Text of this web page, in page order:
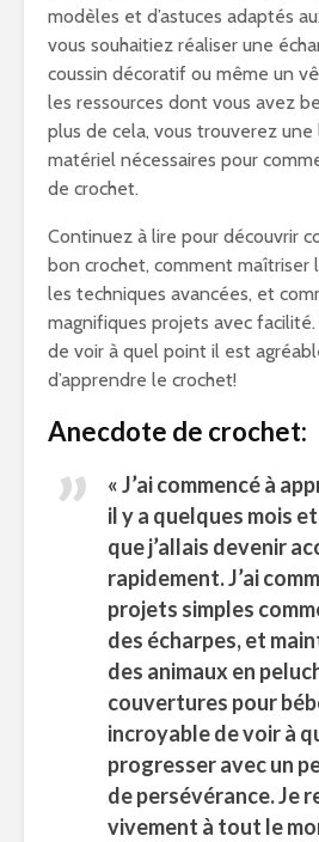
modèles et d’astuces adaptés
vous souhaitiez réaliser une
coussin décoratif ou même un
les ressources dont vous avez
plus de cela, vous trouverez
matériel nécessaires pour
de crochet.
Continuez à lire pour découvrir
bon crochet, comment maîtriser
les techniques avancées, et
magnifiques projets avec facilité.
de voir à quel point il est
d’apprendre le crochet!
Anecdote de crochet:
« J’ai commencé à
il y a quelques mois
que j’allais devenir
rapidement. J’ai
projets simples
des écharpes, et
des animaux en
couvertures pour
incroyable de voir à
progresser avec un
de persévérance. Je
vivement à tout le